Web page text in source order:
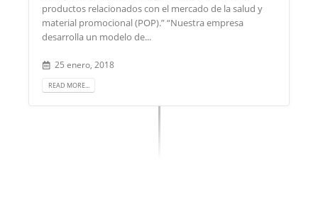
productos relacionados con el mercado de la salud y
material promocional (POP).” “Nuestra empresa
desarrolla un modelo de...
25 enero, 2018
READ MORE...